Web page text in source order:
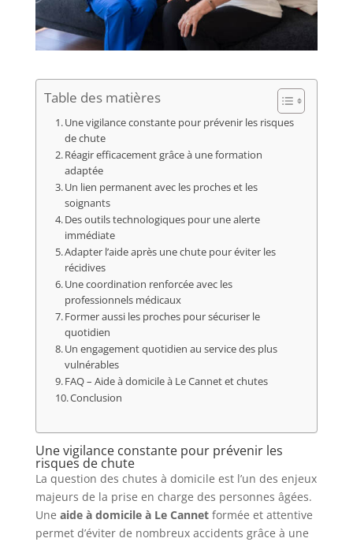
Table des matières
Une vigilance constante pour prévenir les risques
de chute
Réagir efficacement grâce à une formation
adaptée
Un lien permanent avec les proches et les
soignants
Des outils technologiques pour une alerte
immédiate
Adapter l’aide après une chute pour éviter les
récidives
Une coordination renforcée avec les
professionnels médicaux
Former aussi les proches pour sécuriser le
quotidien
Un engagement quotidien au service des plus
vulnérables
FAQ – Aide à domicile à Le Cannet et chutes
Conclusion
Une vigilance constante pour prévenir les
risques de chute
La question des chutes à domicile est l’un des enjeux
majeurs de la prise en charge des personnes âgées.
Une aide à domicile à Le Cannetformée et attentive
permet d’éviter de nombreux accidents grâce à une